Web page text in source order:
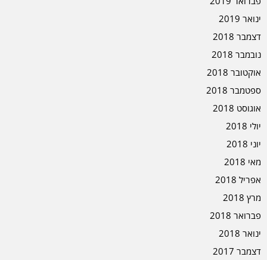
ינואר 2019
דצמבר 2018
נובמבר 2018
אוקטובר 2018
ספטמבר 2018
אוגוסט 2018
יולי 2018
יוני 2018
מאי 2018
אפריל 2018
מרץ 2018
פברואר 2018
ינואר 2018
דצמבר 2017